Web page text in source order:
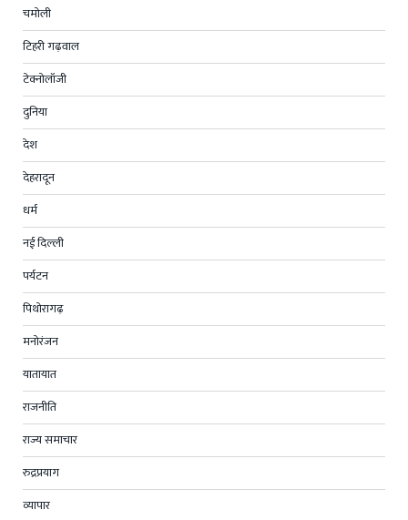
चमोली
टिहरी गढ़वाल
टेक्नोलॉजी
दुनिया
देश
देहरादून
धर्म
नई दिल्ली
पर्यटन
पिथोरागढ़
मनोरंजन
यातायात
राजनीति
राज्य समाचार
रुद्रप्रयाग
व्यापार